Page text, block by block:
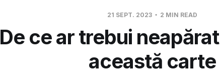
21 SEPT. 2023 2 MIN READ
De ce ar trebui
această carte